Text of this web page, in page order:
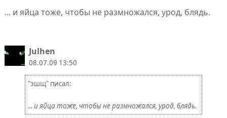
... и яйца тоже, чтобы не размножался, урод, блядь.
Julhen
08.07.09 13:50
"зшщ" писал:
... и яйца тоже, чтобы не размножался, урод, блядь.